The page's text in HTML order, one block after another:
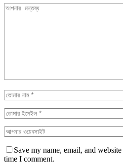
Save my name, email, and
time I comment.